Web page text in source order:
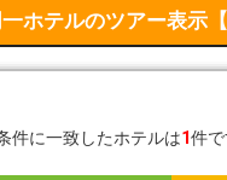
件に一致したホテルは1件